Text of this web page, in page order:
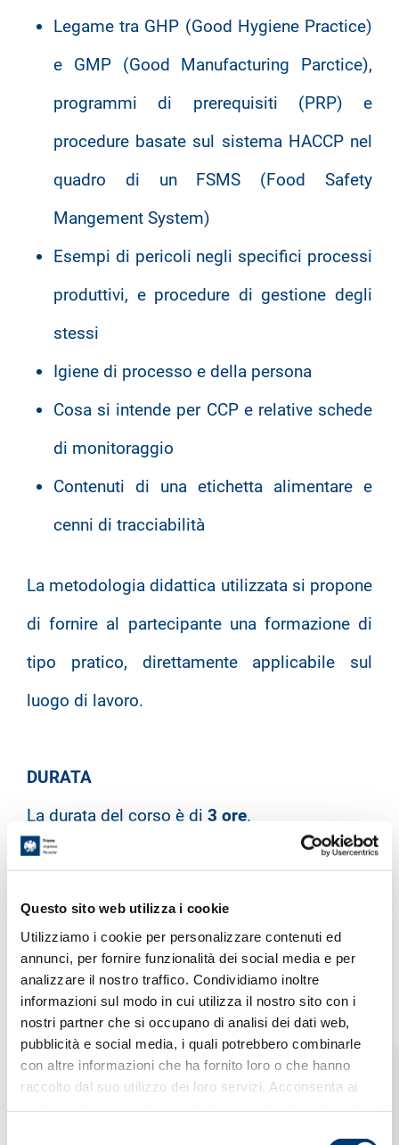
Questo sito web utilizza i cookie
Utilizziamo i cookie per personalizzare contenuti ed
annunci, per fornire funzionalità dei social media e per
analizzare il nostro traffico. Condividiamo inoltre
informazioni sul modo in cui utilizza il nostro sito con i
nostri partner che si occupano di analisi dei dati web,
pubblicità e social media, i quali potrebbero combinarle
con altre informazioni che ha fornito loro o che hanno
raccolto dal suo utilizzo dei loro servizi. Acconsenta ai
Legame tra GHP (Good Hygiene Practice)
e GMP (Good Manufacturing Parctice),
programmi di prerequisiti (PRP) e
procedure basate sul sistema HACCP nel
quadro di un FSMS (Food Safety
Mangement System)
Esempi di pericoli negli specifici processi
produttivi, e procedure di gestione degli
stessi
Igiene di processo e della persona
Cosa si intende per CCP e relative schede
di monitoraggio
Contenuti di una etichetta alimentare e
cenni di tracciabilità
La metodologia didattica utilizzata si propone
di fornire al partecipante una formazione di
tipo pratico, direttamente applicabile sul
luogo di lavoro.
DURATA
La durata del corso è di 3 ore.
La frequenza necessaria per il rilascio
dell’attestato è del90%delle ore di
formazione previste.
MODALITA'